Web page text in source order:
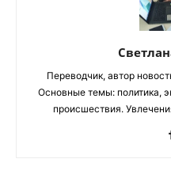
Переводчик, автор
Основные темы: политика,
происшествия.